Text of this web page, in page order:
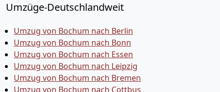
Umzüge-Deutschlandweit
Umzug von Bochum nach Berlin
Umzug von Bochum nach Bonn
Umzug von Bochum nach Essen
Umzug von Bochum nach Leipzig
Umzug von Bochum nach Bremen
Umzug von Bochum nach Cottbus